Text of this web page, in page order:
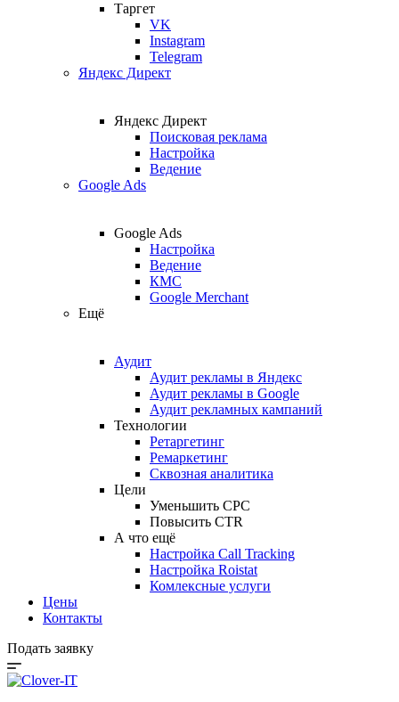
Таргет
VK
Instagram
Telegram
Яндекс Директ
Яндекс Директ
Поисковая реклама
Настройка
Ведение
Google Ads
Google Ads
Настройка
Ведение
КМС
Google Merchant
Ещё
Аудит
Аудит рекламы в Яндекс
Аудит рекламы в Google
Аудит рекламных кампаний
Технологии
Ретаргетинг
Ремаркетинг
Сквозная аналитика
Цели
Уменьшить CPC
Повысить CTR
А что ещё
Настройка Call Tracking
Настройка Roistat
Комлексные услуги
Цены
Контакты
Подать заявку